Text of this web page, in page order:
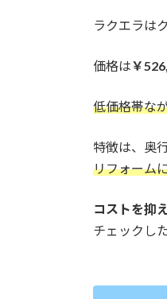
ラクエラは
価格は￥
低価格帯な
特徴は、奥
リフォーム
コストを抑
チェックし